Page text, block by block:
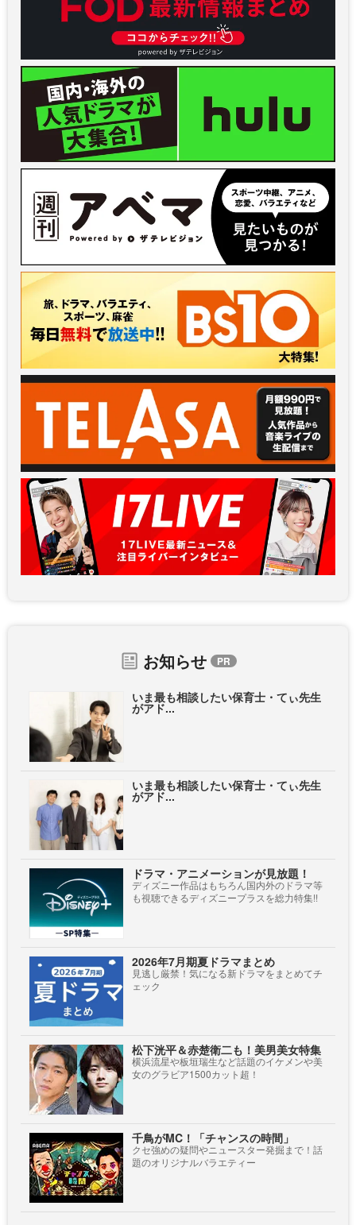
お知らせ
いま最も相談したい保育士・てぃ先生
がアド...
いま最も相談したい保育士・てぃ先生
がアド...
ドラマ・アニメーションが見放題！
ディズニー作品はもちろん国内外のドラマ等
も視聴できるディズニープラスを総力特集!!
2026年7月期夏ドラマまとめ
見逃し厳禁！気になる新ドラマをまとめてチ
ェック
松下洸平＆赤楚衛二も！美男美女特集
横浜流星や板垣瑞生など話題のイケメンや美
女のグラビア1500カット超！
千鳥がMC！「チャンスの時間」
クセ強めの疑問やニュースター発掘まで！話
題のオリジナルバラエティー